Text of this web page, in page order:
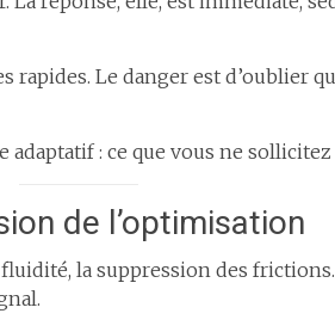
rapides. Le danger est d’oublier
: ce que vous ne sollicitez
de l’optimisation
la suppression des